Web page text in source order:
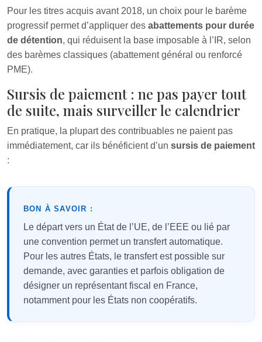
Pour les titres acquis avant 2018, un choix pour le barème
progressif permet d’appliquer des abattements pour durée
de détention, qui réduisent la base imposable à l’IR, selon
des barèmes classiques (abattement général ou renforcé
PME).
Sursis de paiement : ne pas payer tout
de suite, mais surveiller le calendrier
En pratique, la plupart des contribuables ne paient pas
immédiatement, car ils bénéficient d’un sursis de paiement
:
BON À SAVOIR :
Le départ vers un État de l’UE, de l’EEE ou lié par
une convention permet un transfert automatique.
Pour les autres États, le transfert est possible sur
demande, avec garanties et parfois obligation de
désigner un représentant fiscal en France,
notamment pour les États non coopératifs.